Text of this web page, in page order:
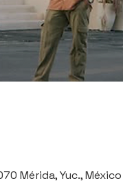
Mérida, Yuc., México